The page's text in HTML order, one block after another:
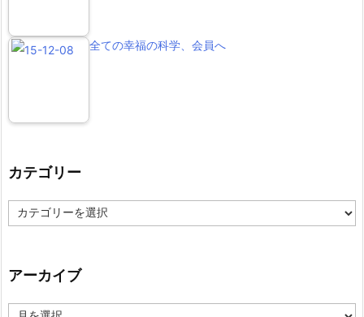
全ての幸福の科学、会員へ
カテゴリー
テ
ー
アーカイブ